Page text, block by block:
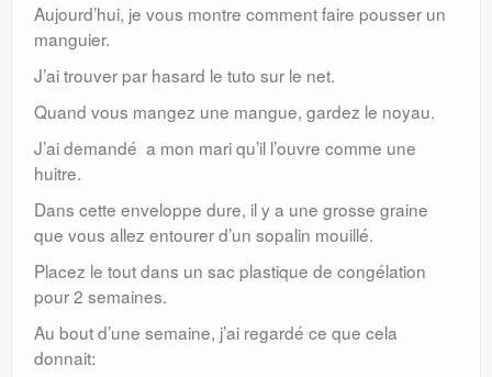
Aujourd’hui, je vous montre comment faire pousser un
manguier.
J’ai trouver par hasard le tuto sur le net.
Quand vous mangez une mangue, gardez le noyau.
J’ai demandé a mon mari qu’il l’ouvre comme une
huitre.
Dans cette enveloppe dure, il y a une grosse graine
que vous allez entourer d’un sopalin mouillé.
Placez le tout dans un sac plastique de congélation
pour 2 semaines.
Au bout d’une semaine, j’ai regardé ce que cela
donnait: